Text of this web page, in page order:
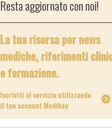
Resta aggiornato con noi!
La tua risorsa per news
mediche, riferimenti
e formazione.
Iscriviti al servizio utilizzando
il tuo account Medikey